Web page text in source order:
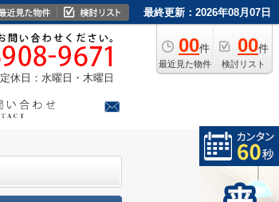
最終更新：2026年08月07日
00件
最近見た物件
00件
検討リスト
定休日：水曜日・木曜日